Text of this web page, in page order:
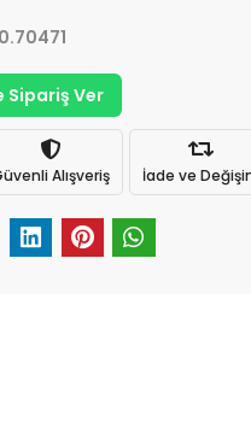
Sipariş Ver
Alışveriş İade ve